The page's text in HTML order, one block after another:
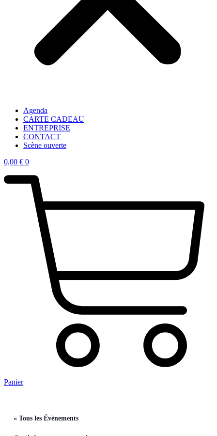
Agenda
CARTE CADEAU
ENTREPRISE
CONTACT
Scène ouverte
0,00 € 0
Panier
« Tous les Évènements